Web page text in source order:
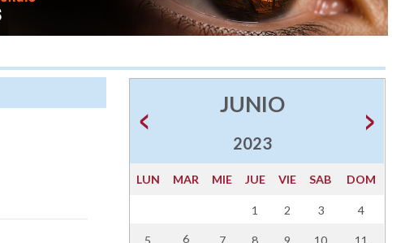
JUNIO
2023
LUN MAR MIE JUE VIE SAB DOM
1 2 3 4
5 6 7 8 9 10 11